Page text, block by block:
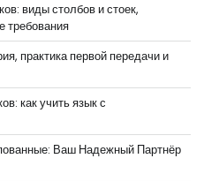
виды столбов и стоек,
требования
практика первой передачи и
как учить язык с
Ваш Надежный Партнёр